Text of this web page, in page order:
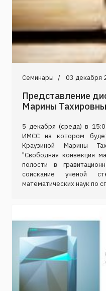
Семинары 03 декабря
Представление
Марины Тахировны
5 декабря (среда) в
ИМСС на котором
Краузиной Марины
"Свободная конвекция
полости в
соискание ученой
математических наук по